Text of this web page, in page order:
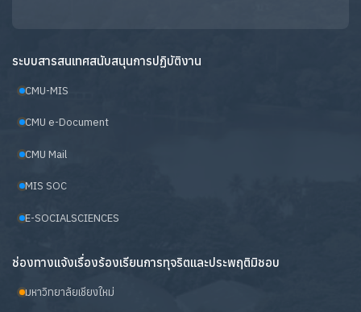
ระบบสารสนเทศสนับสนุนการปฏิบัติงาน
CMU-MIS
CMU e-Document
CMU Mail
MIS SOC
E-SOCIALSCIENCES
ช่องทางแจ้งเรื่องร้องเรียนการทุจริตและประพฤติมิชอบ
มหาวิทยาลัยเชียงใหม่